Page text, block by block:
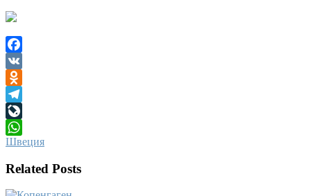
Facebook
VK
Odnoklassniki
Telegram
LiveJournal
WhatsApp
Швеция
Related Posts